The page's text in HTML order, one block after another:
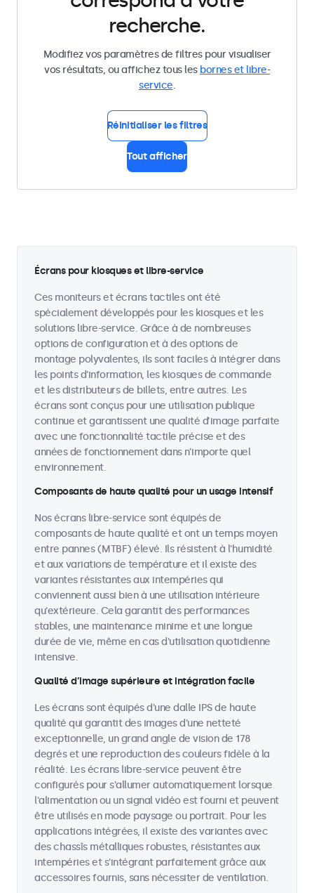
recherche.
Modifiez vos paramètres de filtres pour visualiser
vos résultats, ou affichez tous les bornes et libre-
service.
Réinitialiser les filtres
Tout afficher
Écrans pour kiosques et libre-service
Ces moniteurs et écrans tactiles ont été
spécialement développés pour les kiosques et les
solutions libre-service. Grâce à de nombreuses
options de configuration et à des options de
montage polyvalentes, ils sont faciles à intégrer dans
les points d'information, les kiosques de commande
et les distributeurs de billets, entre autres. Les
écrans sont conçus pour une utilisation publique
continue et garantissent une qualité d’image parfaite
avec une fonctionnalité tactile précise et des
années de fonctionnement dans n’importe quel
environnement.
Composants de haute qualité pour un usage intensif
Nos écrans libre-service sont équipés de
composants de haute qualité et ont un temps moyen
entre pannes (MTBF) élevé. Ils résistent à l'humidité
et aux variations de température et il existe des
variantes résistantes aux intempéries qui
conviennent aussi bien à une utilisation intérieure
qu'extérieure. Cela garantit des performances
stables, une maintenance minime et une longue
durée de vie, même en cas d'utilisation quotidienne
intensive.
Qualité d’image supérieure et intégration facile
Les écrans sont équipés d'une dalle IPS de haute
qualité qui garantit des images d'une netteté
exceptionnelle, un grand angle de vision de 178
degrés et une reproduction des couleurs fidèle à la
réalité. Les écrans libre-service peuvent être
configurés pour s'allumer automatiquement lorsque
l'alimentation ou un signal vidéo est fourni et peuvent
être utilisés en mode paysage ou portrait. Pour les
applications intégrées, il existe des variantes avec
des chassîs métalliques robustes, résistantes aux
intempéries et s'intégrant parfaitement grâce aux
accessoires fournis, sans nécessiter de ventilation.